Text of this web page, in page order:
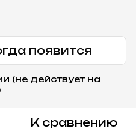
появится
(не действует на
К сравнению